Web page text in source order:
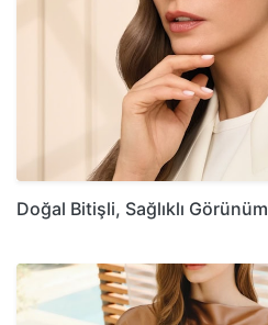
Doğal Bitişli, Sağlıklı Görünüm